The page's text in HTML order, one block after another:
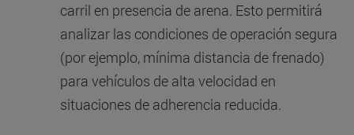
carril en presencia de arena. Esto permitirá
analizar las condiciones de operación segura
(por ejemplo, mínima distancia de frenado)
para vehículos de alta velocidad en
situaciones de adherencia reducida.